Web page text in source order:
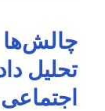
چالش‌ها
تحلیل
اجتماعی